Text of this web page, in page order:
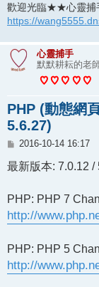
歡迎光臨★★心靈
https://
心靈捕手
默默耕耘的老
PHP (動態網
5.6.27)
文
2016-10-14 16:17
最新版本: 7.0.12 /
PHP: PHP 7
http://
PHP: PHP 5
http://